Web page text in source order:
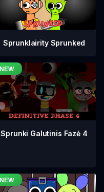
Sprunklairity Sprunked
Sprunki Galutinis Fazė 4